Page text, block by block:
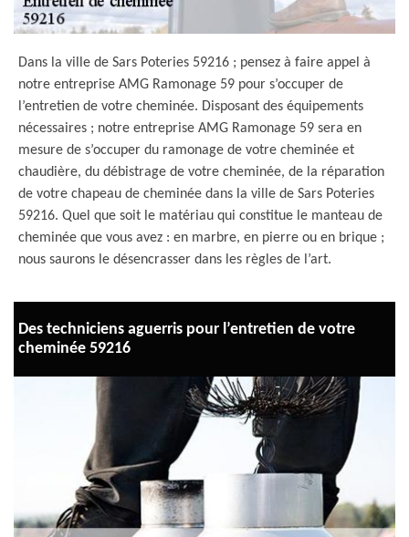
Dans la ville de Sars Poteries 59216 ; pensez à faire appel à
notre entreprise AMG Ramonage 59 pour s’occuper de
l’entretien de votre cheminée. Disposant des équipements
nécessaires ; notre entreprise AMG Ramonage 59 sera en
mesure de s’occuper du ramonage de votre cheminée et
chaudière, du débistrage de votre cheminée, de la réparation
de votre chapeau de cheminée dans la ville de Sars Poteries
59216. Quel que soit le matériau qui constitue le manteau de
cheminée que vous avez : en marbre, en pierre ou en brique ;
nous saurons le désencrasser dans les règles de l’art.
Des techniciens aguerris pour l’entretien de votre
cheminée 59216